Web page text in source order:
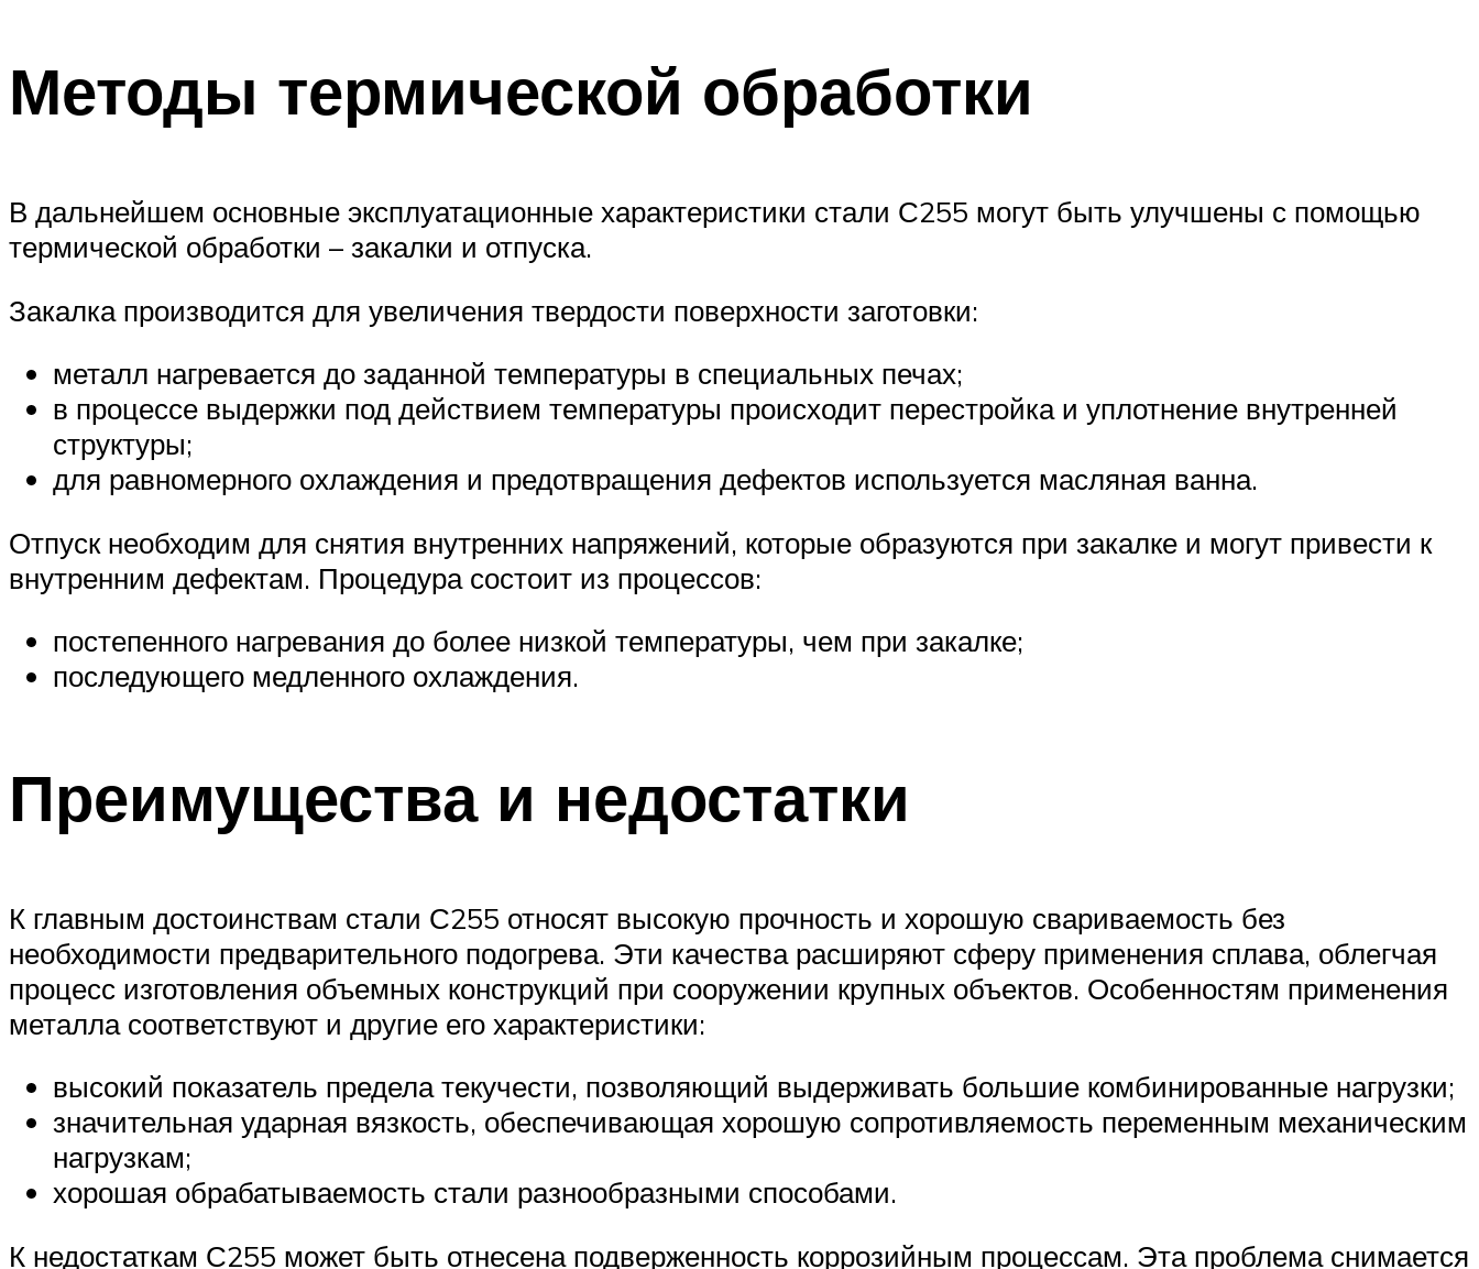
Методы термической обработки
В дальнейшем основные эксплуатационные характеристики стали С255 могут быть улучшены с помощью
термической обработки – закалки и отпуска.
Закалка производится для увеличения твердости поверхности заготовки:
металл нагревается до заданной температуры в специальных печах;
в процессе выдержки под действием температуры происходит перестройка и уплотнение внутренней
структуры;
для равномерного охлаждения и предотвращения дефектов используется масляная ванна.
Отпуск необходим для снятия внутренних напряжений, которые образуются при закалке и могут привести к
внутренним дефектам. Процедура состоит из процессов:
постепенного нагревания до более низкой температуры, чем при закалке;
последующего медленного охлаждения.
Преимущества и недостатки
К главным достоинствам стали С255 относят высокую прочность и хорошую свариваемость без
необходимости предварительного подогрева. Эти качества расширяют сферу применения сплава, облегчая
процесс изготовления объемных конструкций при сооружении крупных объектов. Особенностям применения
металла соответствуют и другие его характеристики:
высокий показатель предела текучести, позволяющий выдерживать большие комбинированные нагрузки;
значительная ударная вязкость, обеспечивающая хорошую сопротивляемость переменным механическим
нагрузкам;
хорошая обрабатываемость стали разнообразными способами.
К недостаткам С255 может быть отнесена подверженность коррозийным процессам. Эта проблема снимается